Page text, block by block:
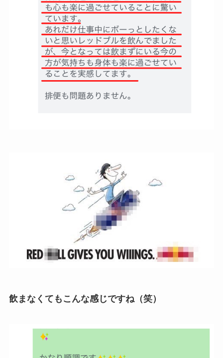
飲まなくてもこんな感じですね（笑）